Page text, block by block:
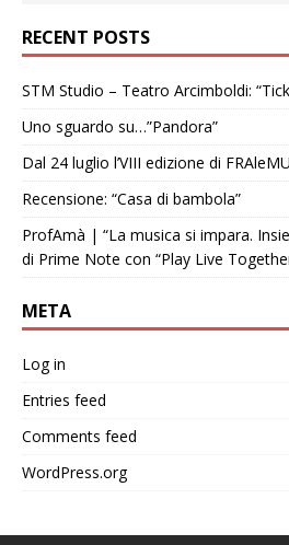
RECENT POSTS
STM Studio – Teatro Arcimboldi:
Uno sguardo su…”Pandora”
Dal 24 luglio l’VIII edizione di
Recensione: “Casa di bambola”
ProfAmà | “La musica si impara.
di Prime Note con “Play Live
META
Log in
Entries feed
Comments feed
WordPress.org